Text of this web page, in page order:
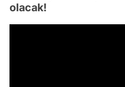
olacak!